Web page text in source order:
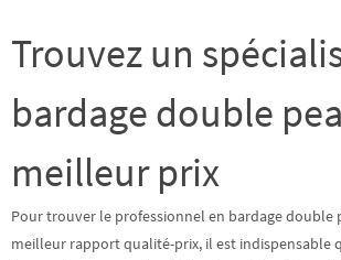
Trouvez un
bardage double
meilleur prix
Pour trouver le professionnel en bardage double
meilleur rapport qualité-prix, il est indispensable